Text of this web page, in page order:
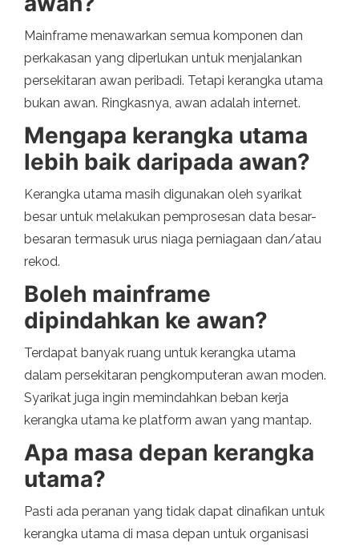
Mainframe menawarkan semua komponen dan
perkakasan yang diperlukan untuk menjalankan
persekitaran awan peribadi. Tetapi kerangka utama
bukan awan. Ringkasnya, awan adalah internet.
Mengapa kerangka utama
lebih baik daripada awan?
Kerangka utama masih digunakan oleh syarikat
besar untuk melakukan pemprosesan data besar-
besaran termasuk urus niaga perniagaan dan/atau
rekod.
Boleh mainframe
dipindahkan ke awan?
Terdapat banyak ruang untuk kerangka utama
dalam persekitaran pengkomputeran awan moden.
Syarikat juga ingin memindahkan beban kerja
kerangka utama ke platform awan yang mantap.
Apa masa depan kerangka
utama?
Pasti ada peranan yang tidak dapat dinafikan untuk
kerangka utama di masa depan untuk organisasi